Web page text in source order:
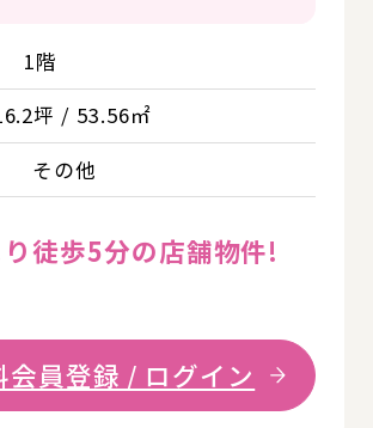
1階
坪 / 53.56㎡
その他
徒歩5分の店舗物件!
会員登録 / ログイン